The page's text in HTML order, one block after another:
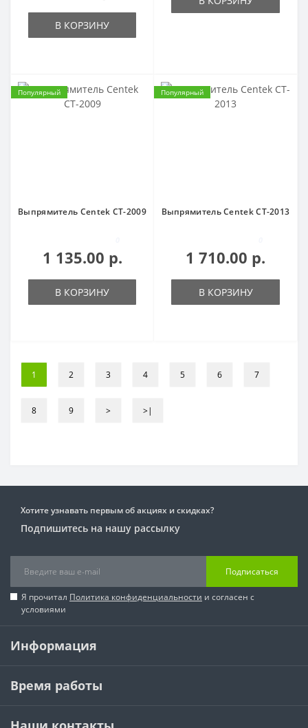
В КОРЗИНУ
Популярный
Выпрямитель Centek CT-2009
1 135.00 р.
В КОРЗИНУ
Популярный
Выпрямитель Centek CT-2013
1 710.00 р.
В КОРЗИНУ
1 2 3 4 5 6 7
8 9 > >|
Хотите узнавать первым об акциях и скидках?
Подпишитесь на нашу рассылку
Подписаться
Я прочитал Политика конфиденциальности и согласен с
условиями
Информация
Время работы